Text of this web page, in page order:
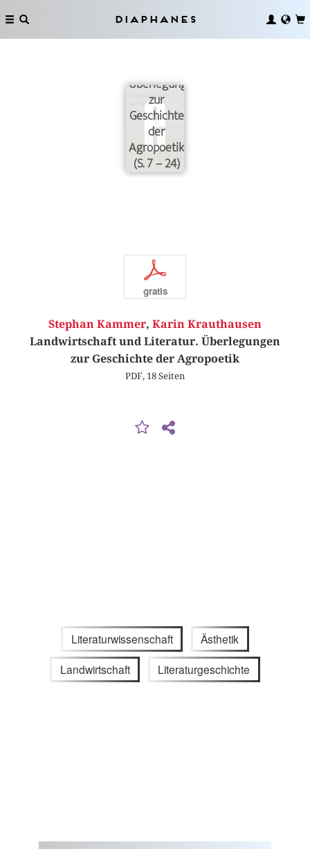
Diaphanes
Landwirtschaft
Überlegungen
zur
Geschichte
der
Agropoetik
(S. 7 – 24)
p
gratis
Stephan Kammer, Karin Krauthausen
Landwirtschaft und Literatur. Überlegungen
zur Geschichte der Agropoetik
PDF, 18 Seiten
Literaturwissenschaft Ästhetik
Landwirtschaft Literaturgeschichte